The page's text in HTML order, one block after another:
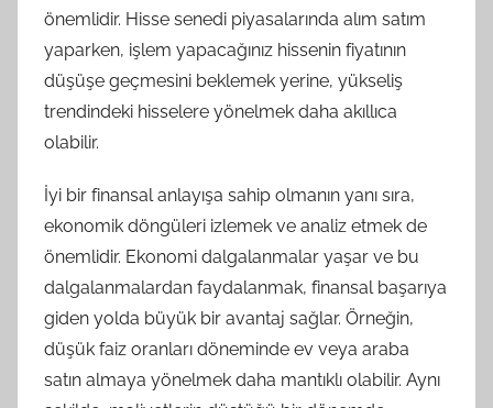
önemlidir. Hisse senedi piyasalarında alım satım
yaparken, işlem yapacağınız hissenin fiyatının
düşüşe geçmesini beklemek yerine, yükseliş
trendindeki hisselere yönelmek daha akıllıca
olabilir.
İyi bir finansal anlayışa sahip olmanın yanı sıra,
ekonomik döngüleri izlemek ve analiz etmek de
önemlidir. Ekonomi dalgalanmalar yaşar ve bu
dalgalanmalardan faydalanmak, finansal başarıya
giden yolda büyük bir avantaj sağlar. Örneğin,
düşük faiz oranları döneminde ev veya araba
satın almaya yönelmek daha mantıklı olabilir. Aynı